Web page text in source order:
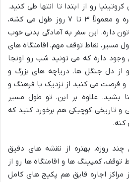
رو از ابتدا تا انتها طی کنید.
این مسیر حدود ۱۰۰ کیلومتره و معمولاً ۳ تا ۷ روز طول می کشه،
داره. این سفر به آمادگی بدنی خوب
مسیر، نقاط توقف مهم، اقامتگاه های
داره که می تونید شب رو اونجا
از دل جنگل ها، دریاچه های بزرگ و
فرصت می کنید از نزدیک با فرهنگ و
بشید. علاوه بر این، تو طول مسیر
تاریخی کوچیکی هم برخورد کنید که
کنه.
چند روزه، بهتره از نقشه های دقیق
توقف، کمپینگ ها و اقامتگاه ها رو از
اجاره قایق هم پکیج های کامل